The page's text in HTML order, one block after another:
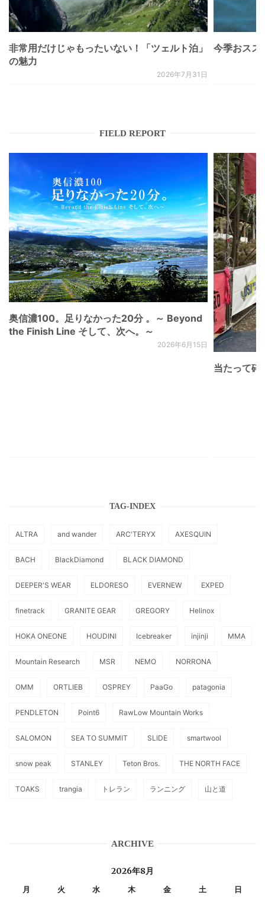
非常用だけじゃもったいない！「ツェルト泊」
の魅力
2026年7月31日
今季おスス
FIELD REPORT
奥信濃100。足りなかった20分 。～ Beyond
the Finish Line そして、次へ。～
2026年6月15日
当たって砕
TAG-INDEX
ALTRA and wander ARC'TERYX AXESQUIN
BACH BlackDiamond BLACK DIAMOND
DEEPER'S WEAR ELDORESO EVERNEW EXPED
finetrack GRANITE GEAR GREGORY Helinox
HOKA ONEONE HOUDINI Icebreaker injinji MMA
Mountain Research MSR NEMO NORRONA
OMM ORTLIEB OSPREY PaaGo patagonia
PENDLETON Point6 RawLow Mountain Works
SALOMON SEA TO SUMMIT SLIDE smartwool
snow peak STANLEY Teton Bros. THE NORTH FACE
TOAKS trangia トレラン ランニング 山と道
ARCHIVE
2026年8月
月 火 水 木 金 土 日